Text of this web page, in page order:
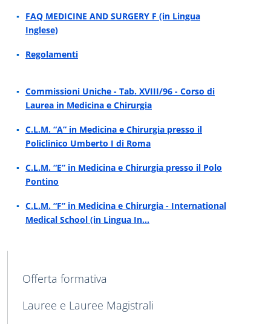
FAQ MEDICINE AND SURGERY F (in Lingua
Inglese)
Regolamenti
Commissioni Uniche - Tab. XVIII/96 - Corso di
Laurea in Medicina e Chirurgia
C.L.M. “A” in Medicina e Chirurgia presso il
Policlinico Umberto I di Roma
C.L.M. “E” in Medicina e Chirurgia presso il Polo
Pontino
C.L.M. “F” in Medicina e Chirurgia - International
Medical School (in Lingua In…
MENU CEV SECOND NAVIGATION
Offerta formativa
Lauree e Lauree Magistrali